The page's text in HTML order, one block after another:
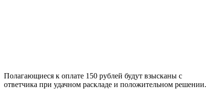
Полагающиеся к оплате 150 рублей будут взысканы с
ответчика при удачном раскладе и положительном решении.